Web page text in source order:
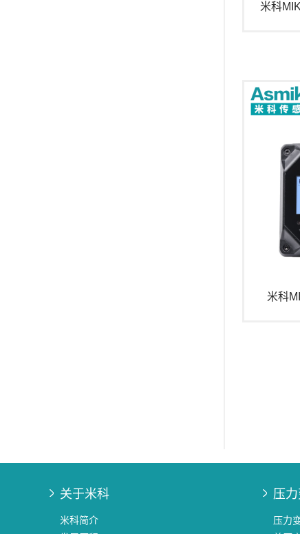
米科
米科
关于米科
米科简介
压
压力